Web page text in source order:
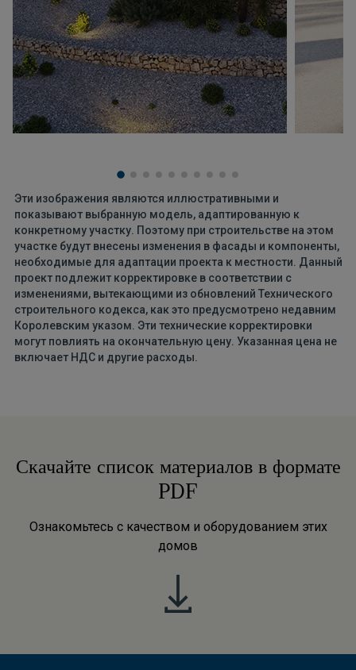
Эти изображения являются иллюстративными и
показывают выбранную модель, адаптированную к
конкретному участку. Поэтому при строительстве на этом
участке будут внесены изменения в фасады и компоненты,
необходимые для адаптации проекта к местности. Данный
проект подлежит корректировке в соответствии с
изменениями, вытекающими из обновлений Технического
строительного кодекса, как это предусмотрено недавним
Королевским указом. Эти технические корректировки
могут повлиять на окончательную цену. Указанная цена не
включает НДС и другие расходы.
Скачайте список материалов в формате
PDF
Ознакомьтесь с качеством и оборудованием этих
домов